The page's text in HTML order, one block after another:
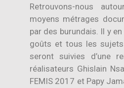
Retrouvons-nous
moyens métrages
par des burundais. Il y
goûts et tous les
seront suivies d’une
réalisateurs Ghislain
FEMIS 2017 et Papy